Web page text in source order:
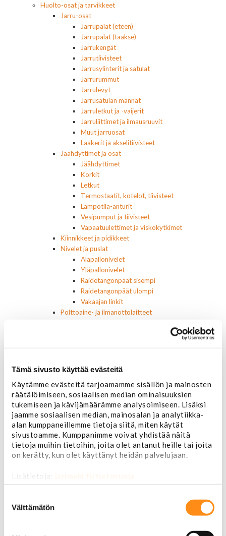
Tämä sivusto käyttää evästeitä
Käytämme evästeitä tarjoamamme sisällön ja mainosten
räätälöimiseen, sosiaalisen median ominaisuuksien
tukemiseen ja kävijämäärämme analysoimiseen. Lisäksi
jaamme sosiaalisen median, mainosalan ja analytiikka-
alan kumppaneillemme tietoja siitä, miten käytät
sivustoamme. Kumppanimme voivat yhdistää näitä
tietoja muihin tietoihin, joita olet antanut heille tai joita
on kerätty, kun olet käyttänyt heidän palvelujaan.
Lisätietoja: jarimaki.fi/tietosuoja
valinta
Välttämätön
Huolto-osat ja tarvikkeet
Jarru-osat
Jarrupalat (eteen)
Jarrupalat (taakse)
Jarrukengät
Jarrutiivisteet
Jarrusylinterit ja satulat
Jarrurummut
Jarrulevyt
Jarrusatulan männät
Jarruletkut ja -vaijerit
Jarruliittimet ja ilmausruuvit
Muut jarruosat
Laakerit ja akselitiivisteet
Jäähdyttimet ja osat
Jäähdyttimet
Korkit
Letkut
Termostaatit, kotelot, tiivisteet
Lämpötila-anturit
Vesipumput ja tiivisteet
Vapaatuulettimet ja viskokytkimet
Kiinnikkeet ja pidikkeet
Nivelet ja puslat
Alapallonivelet
Yläpallonivelet
Raidetangonpäät sisempi
Raidetangonpäät ulompi
Vakaajan linkit
Polttoaine- ja ilmanottolaitteet
Harvinaiset
Vaihteistosuodattimet
AC Delco
Muut
Polttoainesuodattimet
AC Delco
Motorcraft
Mopar
Muut